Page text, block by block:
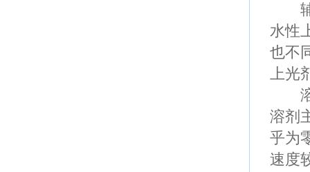
辅
水性
也不
上光
溶
溶剂
乎为
速度